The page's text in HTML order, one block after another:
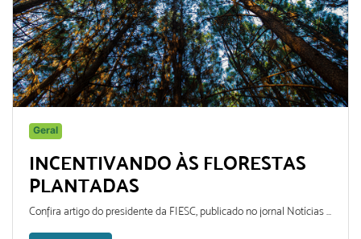
Geral
INCENTIVANDO ÀS FLORESTAS
PLANTADAS
Confira artigo do presidente da FIESC, publicado no jornal Notícias do Dia